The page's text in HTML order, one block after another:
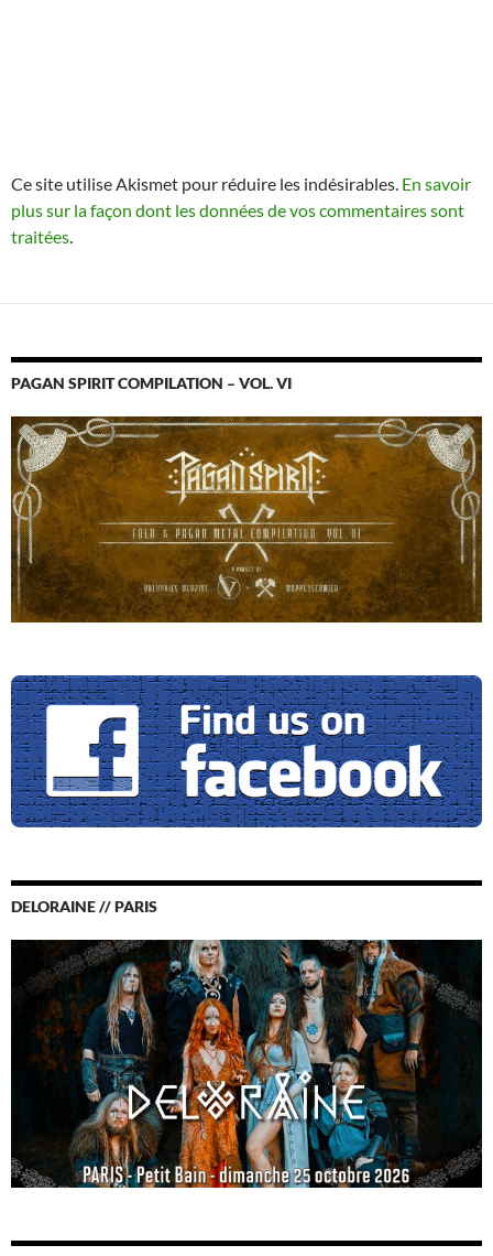
Ce site utilise Akismet pour réduire les indésirables. En savoir
plus sur la façon dont les données de vos commentaires sont
traitées
PAGAN SPIRIT COMPILATION – VOL. VI
DELORAINE // PARIS